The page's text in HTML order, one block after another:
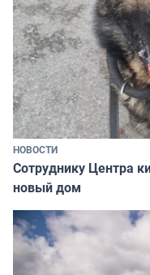
НОВОСТИ
Сотруднику Центра
новый дом